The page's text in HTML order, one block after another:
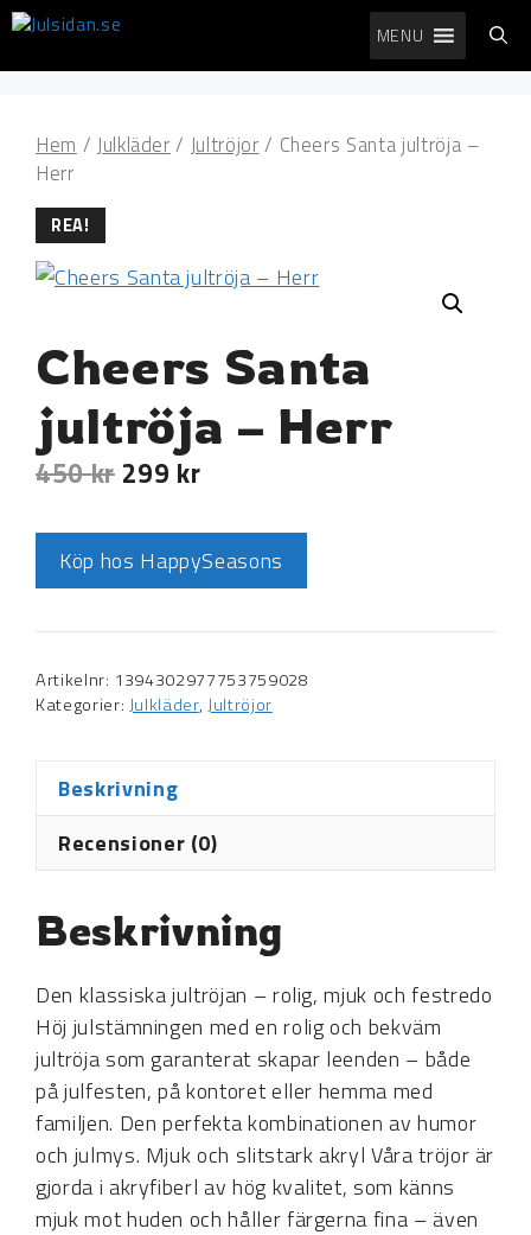
Hoppa
innehåll
MENU
Hem / Julkläder / Jultröjor / Cheers Santa jultröja –
Herr
REA!
Cheers Santa
jultröja – Herr
450kr 299 kr
Köp hos HappySeasons
Artikelnr: 1394302977753759028
Kategorier: Julkläder, Jultröjor
Beskrivning
Recensioner (0)
Beskrivning
Den klassiska jultröjan – rolig, mjuk och festredo
Höj julstämningen med en rolig och bekväm
jultröja som garanterat skapar leenden – både
på julfesten, på kontoret eller hemma med
familjen. Den perfekta kombinationen av humor
och julmys. Mjuk och slitstark akryl Våra tröjor är
gjorda i akryfiberl av hög kvalitet, som känns
mjuk mot huden och håller färgerna fina – även